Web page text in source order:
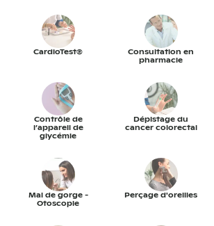
CardioTest®
Consultation en
pharmacie
Contrôle de
l’appareil de
glycémie
Dépistage du
cancer colorectal
Mal de gorge -
Otoscopie
Perçage d'oreilles